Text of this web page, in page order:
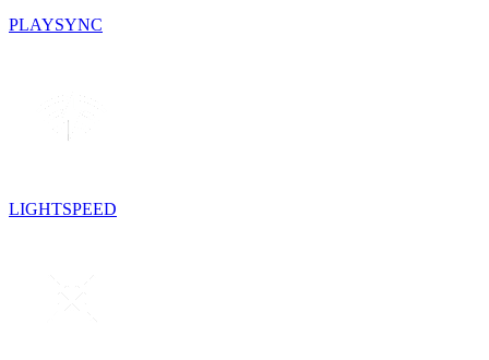
PLAYSYNC
LIGHTSPEED